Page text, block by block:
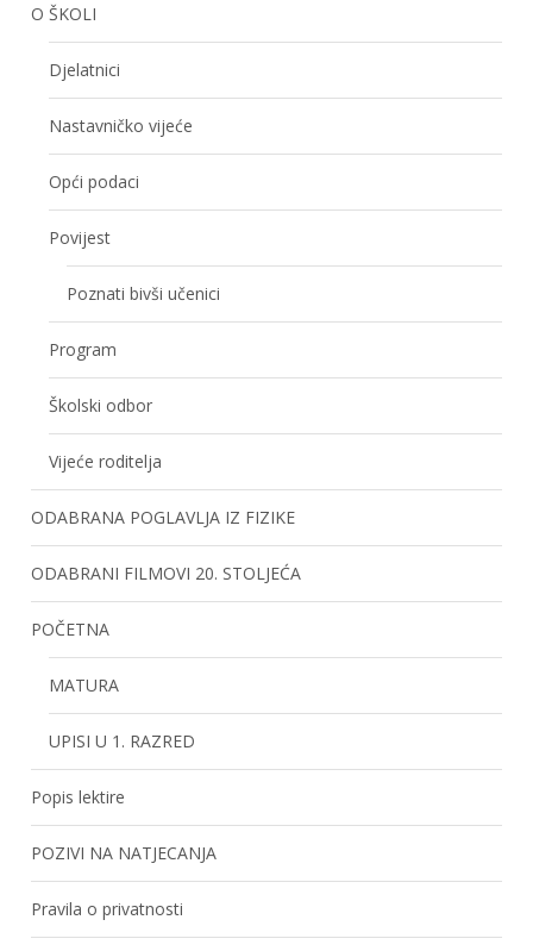
O ŠKOLI
Djelatnici
Nastavničko vijeće
Opći podaci
Povijest
Poznati bivši učenici
Program
Školski odbor
Vijeće roditelja
ODABRANA POGLAVLJA IZ FIZIKE
ODABRANI FILMOVI 20. STOLJEĆA
POČETNA
MATURA
UPISI U 1. RAZRED
Popis lektire
POZIVI NA NATJECANJA
Pravila o privatnosti